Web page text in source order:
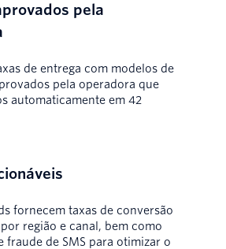
pela
de entrega com modelos de
pela operadora que
automaticamente em 42
fornecem taxas de conversão
região e canal, bem como
fraude de SMS para otimizar o